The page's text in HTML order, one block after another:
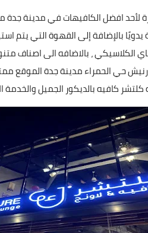
افضل الكافيهات في مدينة جدة
بالإضافة إلى القهوة التي يتم
الكلاسيكي ، بالاضافه الى اصناف
حي الحمراء مدينة جدة الموقع
كافيه بالديكور الجميل